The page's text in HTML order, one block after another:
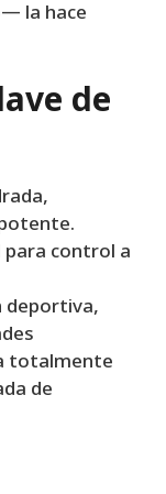
la hace
de
para control a
deportiva,
totalmente
de